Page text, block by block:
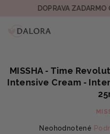
DOPRAVA ZADARMO OD
MISSHA - Time
Intensive Cream -
Priemerné
Neohodnotené